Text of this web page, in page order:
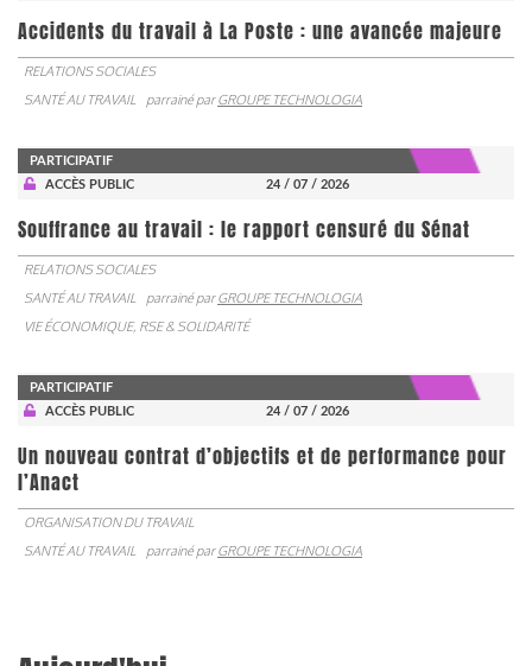
Accidents du travail à La Poste : une avancée majeure
RELATIONS SOCIALES
SANTÉ AU TRAVAIL
parrainé parGROUPE TECHNOLOGIA
PARTICIPATIF
ACCÈS PUBLIC
24 / 07 / 2026
Souffrance au travail : le rapport censuré du Sénat
RELATIONS SOCIALES
SANTÉ AU TRAVAIL
parrainé parGROUPE TECHNOLOGIA
VIE ÉCONOMIQUE, RSE & SOLIDARITÉ
PARTICIPATIF
ACCÈS PUBLIC
24 / 07 / 2026
Un nouveau contrat d’objectifs et de performance pour
l’Anact
ORGANISATION DU TRAVAIL
SANTÉ AU TRAVAIL
parrainé parGROUPE TECHNOLOGIA